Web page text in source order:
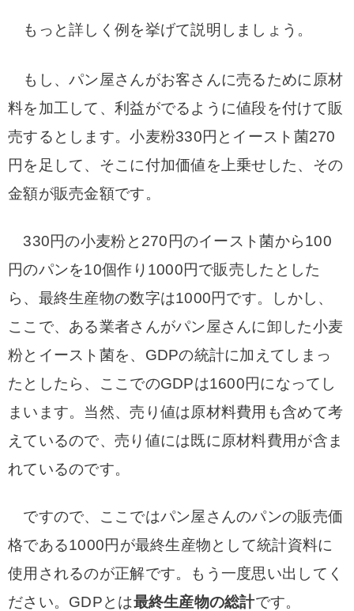
もっと詳しく例を挙げて説明しましょう。
もし、パン屋さんがお客さんに売るために原材
料を加工して、利益がでるように値段を付けて販
売するとします。小麦粉330円とイースト菌270
円を足して、そこに付加価値を上乗せした、その
金額が販売金額です。
330円の小麦粉と270円のイースト菌から100
円のパンを10個作り1000円で販売したとした
ら、最終生産物の数字は1000円です。しかし、
ここで、ある業者さんがパン屋さんに卸した小麦
粉とイースト菌を、GDPの統計に加えてしまっ
たとしたら、ここでのGDPは1600円になってし
まいます。当然、売り値は原材料費用も含めて考
えているので、売り値には既に原材料費用が含ま
れているのです。
ですので、ここではパン屋さんのパンの販売価
格である1000円が最終生産物として統計資料に
使用されるのが正解です。もう一度思い出してく
ださい。GDPとは最終生産物の総計です。